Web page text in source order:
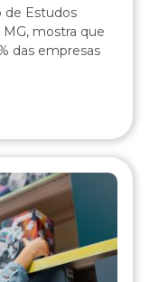
de Estudos
mostra que
das empresas